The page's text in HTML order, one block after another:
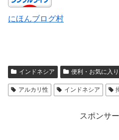
にほんブログ村
インドネシア 便利・お気に入り
アルカリ性 インドネシア
スポンサ